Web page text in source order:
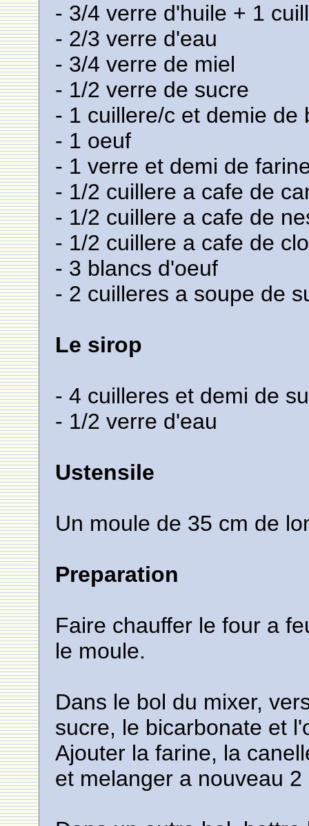
- 3/4 verre d'huile + 1
- 2/3 verre d'eau
- 3/4 verre de miel
- 1/2 verre de sucre
- 1 cuillere/c et demie de
- 1 oeuf
- 1 verre et demi de
- 1/2 cuillere a cafe de
- 1/2 cuillere a cafe de
- 1/2 cuillere a cafe de
- 3 blancs d'oeuf
- 2 cuilleres a soupe de
Le sirop
- 4 cuilleres et demi de
- 1/2 verre d'eau
Ustensile
Un moule de 35 cm de
Preparation
Faire chauffer le four a
le moule.
Dans le bol du mixer,
sucre, le bicarbonate et
Ajouter la farine, la
et melanger a nouveau 2